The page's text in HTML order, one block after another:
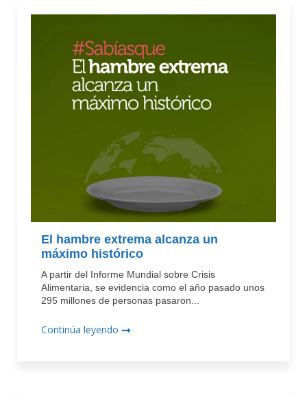
El hambre extrema alcanza un
máximo histórico
A partir del Informe Mundial sobre Crisis
Alimentaria, se evidencia como el año pasado unos
295 millones de personas pasaron...
Continúa leyendo